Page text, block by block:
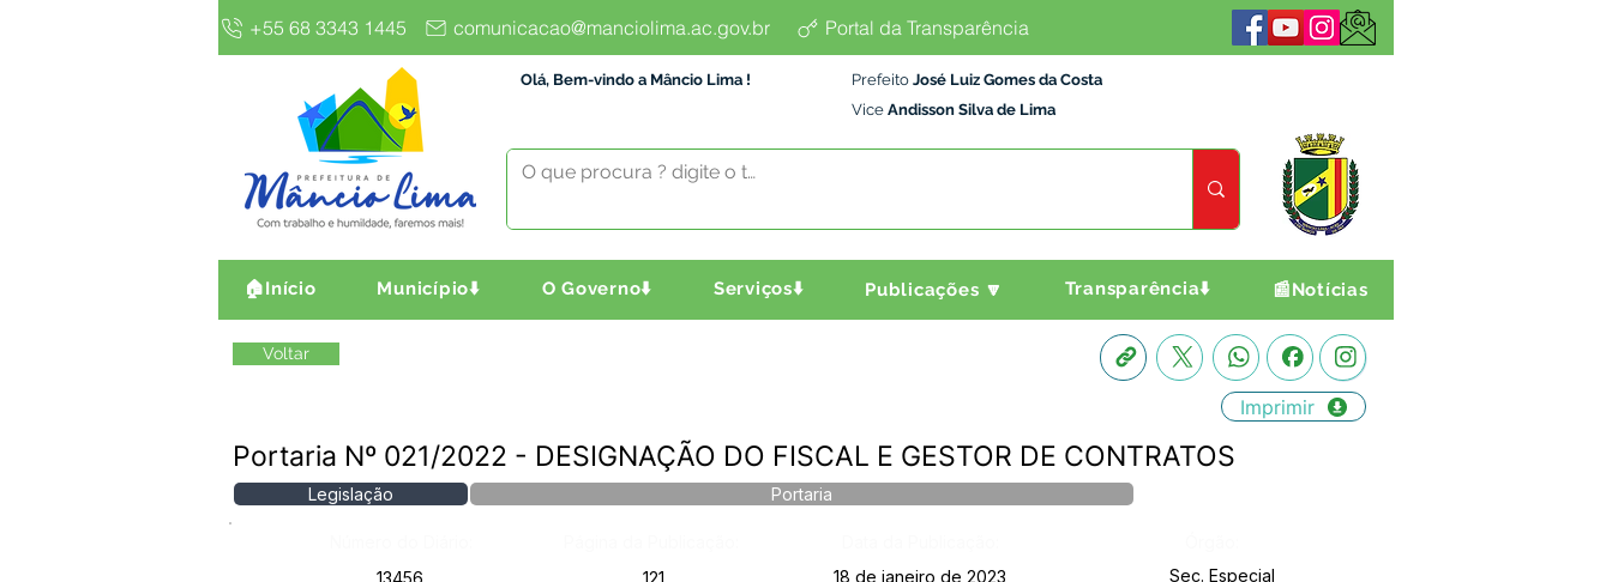
+55 68 3343 1445 comunicacao@manciolima.ac.gov.br Portal da Transparência
Olá, Bem-vindo a Mâncio Lima ! Prefeito José Luiz Gomes da Costa
Vice Andisson Silva de Lima
🏠Início Município⬇️ O Governo⬇️ Serviços⬇️ Publicações 🔽 Transparência⬇️ 📰Notícias
Voltar
Imprimir
Portaria Nº 021/2022 - DESIGNAÇÃO DO FISCAL E GESTOR DE CONTRATOS
Legislação Portaria
13456
121 18 de janeiro de 2023 Sec. Especial